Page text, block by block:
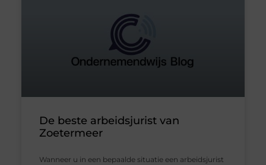
De beste arbeidsjurist van
Zoetermeer
Wanneer u in een bepaalde situatie een arbeidsjurist